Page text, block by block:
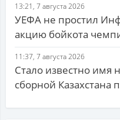
13:21, 7 августа 2026
УЕФА не простил
акцию бойкота
11:37, 7 августа 2026
Стало известно имя
сборной Казахстана